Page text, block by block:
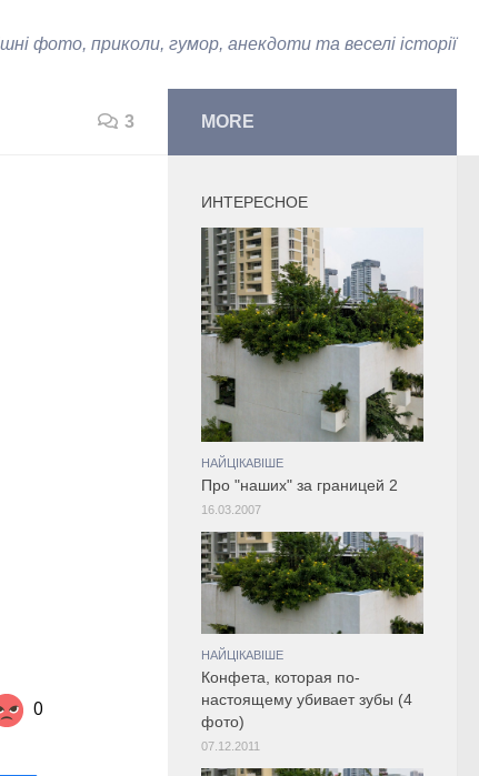
фото, приколи, гумор, анекдоти та веселі історії
3
0
MORE
ИНТЕРЕСНОЕ
НАЙЦІКАВІШЕ
Про "наших" за границей 2
16.03.2007
НАЙЦІКАВІШЕ
Конфета, которая по-
настоящему убивает зубы (4
фото)
07.12.2011